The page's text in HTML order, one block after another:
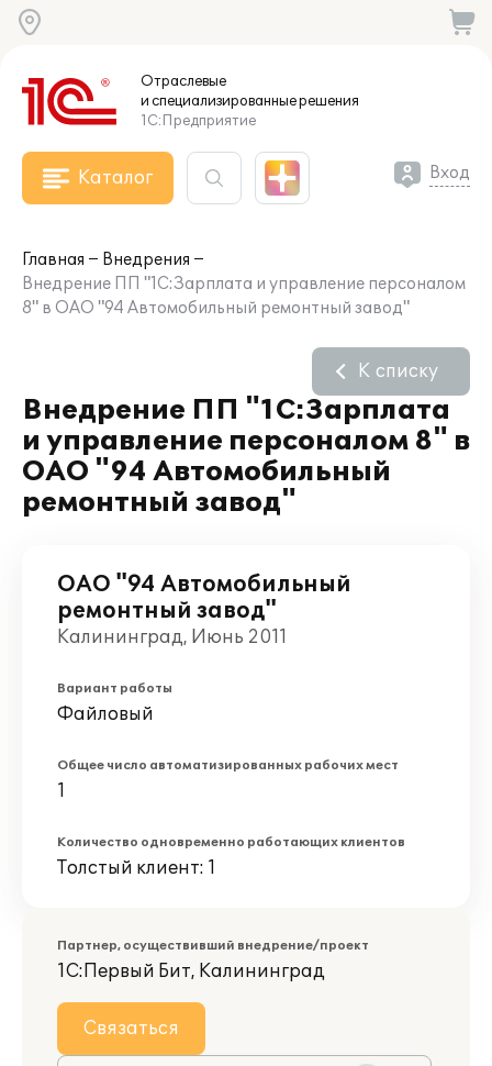
Отраслевые
и специализированныерешения
1С:Предприятие
Каталог Вход
Главная
Внедрения
Внедрение ПП "1С:Зарплата и управление персоналом
8" в ОАО "94 Автомобильный ремонтный завод"
Внедрение ПП "1С:Зарплата
и управление персоналом 8" в
ОАО "94 Автомобильный
ремонтный завод"
К списку
ОАО "94 Автомобильный
ремонтный завод"
Калининград, Июнь 2011
Вариант работы
Файловый
Общее число автоматизированных рабочих мест
1
Количество одновременно работающих клиентов
Толстый клиент: 1
Партнер, осуществивший внедрение/проект
1С:Первый Бит, Калининград
Связаться